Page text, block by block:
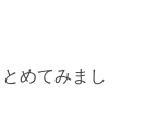
めてみまし